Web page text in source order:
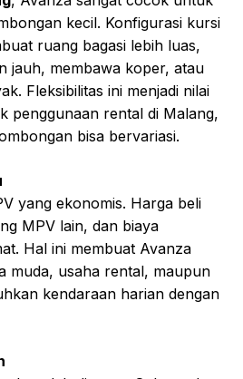
kecil. Konfigurasi kursi
ruang bagasi lebih luas,
jauh, membawa koper, atau
Fleksibilitas ini menjadi nilai
penggunaan rental di Malang,
bisa bervariasi.
yang ekonomis. Harga beli
MPV lain, dan biaya
Hal ini membuat Avanza
muda, usaha rental, maupun
kendaraan harian dengan